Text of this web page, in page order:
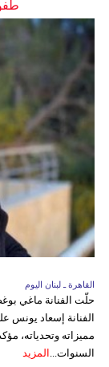
القاهرة ـ لبنان اليوم
حلّت الفنانة ماغي
مميزاته وتحدياته،
السنوات...
المزيد